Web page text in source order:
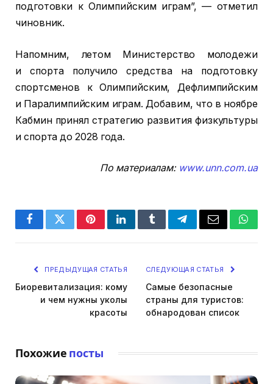
подготовки к Олимпийским играм”, — отметил
чиновник.
Напомним, летом Министерство молодежи
и спорта получило средства на подготовку
спортсменов к Олимпийским, Дефлимпийским
и Паралимпийским играм. Добавим, что в ноябре
Кабмин принял стратегию развития физкультуры
и спорта до 2028 года.
По материалам: www.unn.com.ua
FacebookTwitterPinterestLinkedInTumblrTelegramEmail
ПРЕДЫДУЩАЯ СТАТЬЯ
Биоревитализация: кому
и чем нужны уколы
красоты
СЛЕДУЮЩАЯ СТАТЬЯ
Самые безопасные
страны для туристов:
обнародован список
Похожие посты